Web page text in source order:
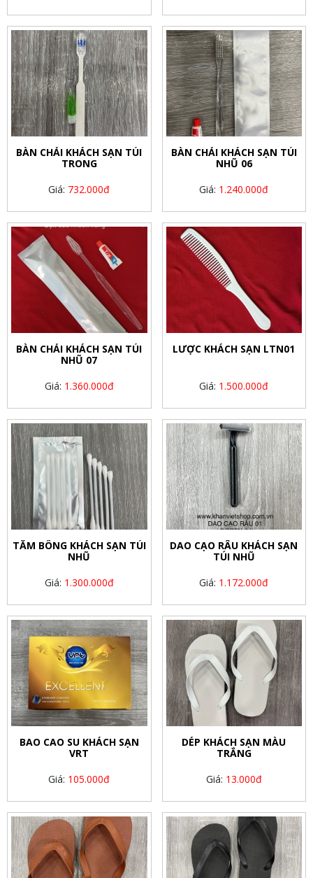
BÀN CHẢI KHÁCH SẠN TÚI
TRONG
Giá: 732.000đ
BÀN CHẢI KHÁCH SẠN TÚI
NHŨ 06
Giá: 1.240.000đ
BÀN CHẢI KHÁCH SẠN TÚI
NHŨ 07
Giá: 1.360.000đ
LƯỢC KHÁCH SẠN LTN01
Giá: 1.500.000đ
TĂM BÔNG KHÁCH SẠN TÚI
NHŨ
Giá: 1.300.000đ
DAO CẠO RÂU KHÁCH SẠN
TÚI NHŨ
Giá: 1.172.000đ
BAO CAO SU KHÁCH SẠN
VRT
Giá: 105.000đ
DÉP KHÁCH SẠN MÀU
TRẮNG
Giá: 13.000đ